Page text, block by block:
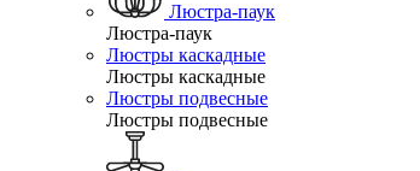
Люстра-паук
Люстра-паук
Люстры каскадные
Люстры каскадные
Люстры подвесные
Люстры подвесные